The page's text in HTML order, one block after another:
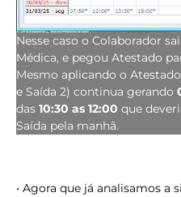
Nesse caso o Colaborador
Médica, e pegou Atestado
Mesmo aplicando o
e Saída 2) continua gerando
das 10:30 as 12:00 que
Saída pela manhã.
• Agora que já analisamos a